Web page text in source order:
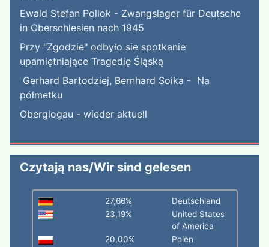
Ewald Stefan Pollok - Zwangslager für Deutsche
in Oberschlesien nach 1945
Przy "Zgodzie" odbyło sie spotkanie
upamiętniające Tragedię Śląską
Gerhard Bartodziej, Bernhard Soika - Na
półmetku
Oberglogau - wieder aktuell
Czytają nas/Wir sind gelesen
27,66%
Deutschland
23,19%
United States
of America
20,00%
Polen